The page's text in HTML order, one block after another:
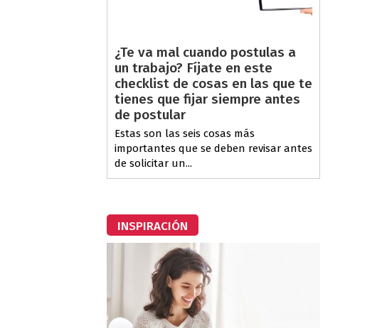
¿Te va mal cuando postulas a
un trabajo? Fíjate en este
checklist de cosas en las que te
tienes que fijar siempre antes
de postular
Estas son las seis cosas más
importantes que se deben revisar antes
de solicitar un...
INSPIRACIÓN